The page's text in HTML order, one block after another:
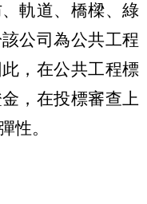
軌道、橋樑、綠
公司為公共工程
，在公共工程標
，在投標審查上
性。